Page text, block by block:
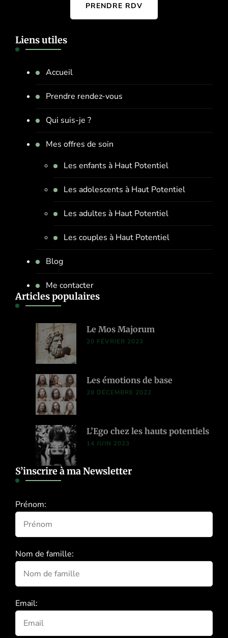
PRENDRE RDV
Liens utiles
Accueil
Prendre rendez-vous
Qui suis-je ?
Mes offres de soin
Les enfants à Haut Potentiel
Les adolescents à Haut Potentiel
Les adultes à Haut Potentiel
Les couples à Haut Potentiel
Blog
Me contacter
Articles populaires
Le Mos Majorum
20 FÉVRIER 2023
Les émotions de base
28 DÉCEMBRE 2022
L’Ego chez les hauts potentiels
14 JUIN 2023
S’inscrire à ma Newsletter
Prénom:
Nom de famille:
Email: